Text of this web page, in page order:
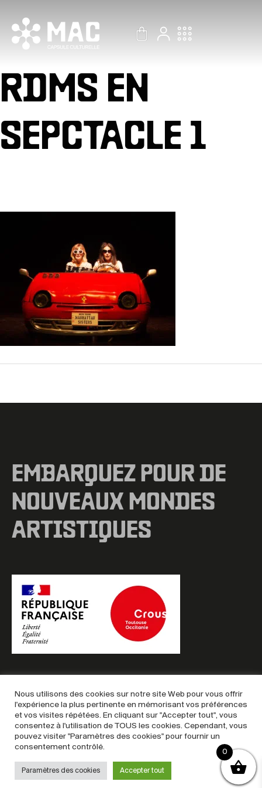
contenu
RDMS EN
SEPCTACLE 1
EMBARQUEZ POUR DE
NOUVEAUX MONDES
ARTISTIQUES
Copyright © 2025 – Billetterie MAC
Mentions légales–Politique de confidentialité–CGU &
CGV
Nous utilisons des cookies sur notre site Web pour vous offrir
l'expérience la plus pertinente en mémorisant vos préférences
et vos visites répétées. En cliquant sur "Accepter tout", vous
consentez à l'utilisation de TOUS les cookies. Cependant, vous
pouvez visiter "Paramètres des cookies" pour fournir un
consentement contrôlé.
Paramètres des cookies Accepter tout
0